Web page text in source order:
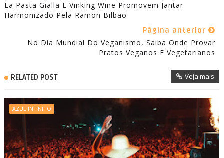
La Pasta Gialla E Vinking Wine Promovem Jantar
Harmonizado Pela Ramon Bilbao
Página anterior
No Dia Mundial Do Veganismo, Saiba Onde Provar
Pratos Veganos E Vegetarianos
RELATED POST Veja mais
AZUL INFINITO